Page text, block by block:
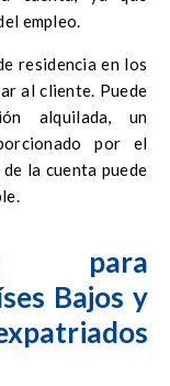
empleo.
residencia en los
al cliente. Puede
alquilada, un
por el
la cuenta puede
para
Bajos y